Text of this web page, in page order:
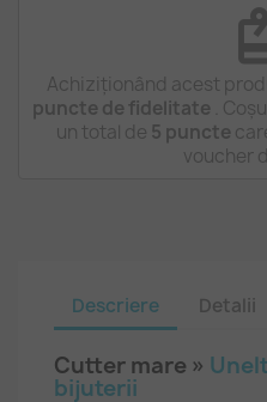
Achiziționând acest
puncte de fidelitate .
un total de 5 puncte
voucher
Descriere Detalii
Cutter mare »
bijuterii